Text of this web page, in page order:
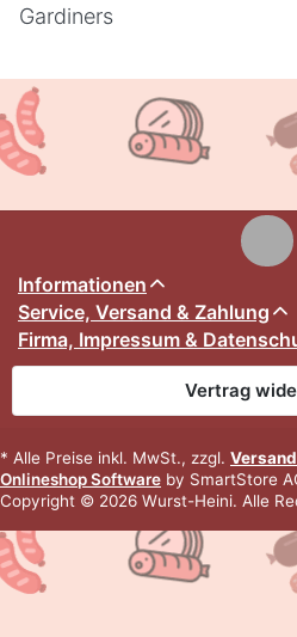
Gardiners
Informationen
Service, Versand & Zahlung
Firma, Impressum &
Vertrag
* Alle Preise inkl. MwSt., zzgl.
Onlineshop Software by SmartStore
Copyright © 2026 Wurst-Heini. Alle